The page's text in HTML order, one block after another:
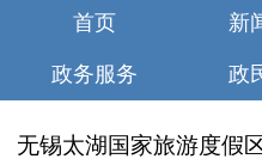
首页 新
政务服务 政
无锡太湖国家旅游度假